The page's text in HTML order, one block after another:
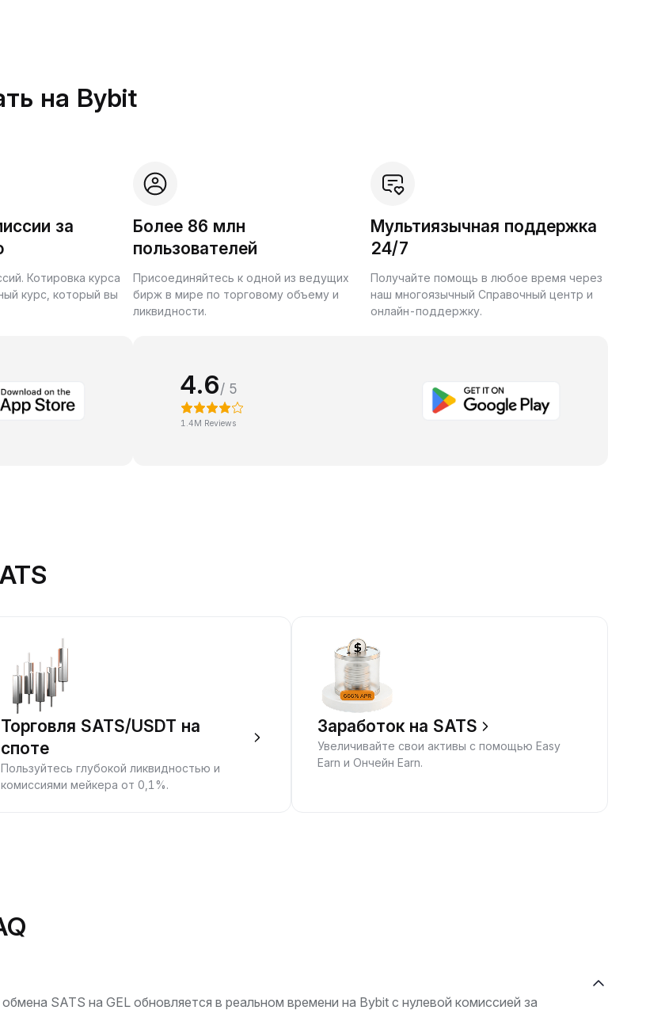
на Bybit
за
Котировка курса
курс, который вы
Более 86 млн
пользователей
Присоединяйтесь к одной из ведущих
бирж в мире по торговому объему и
ликвидности.
Мультиязычная поддержка
24/7
Получайте помощь в любое время через
наш многоязычный Справочный центр и
онлайн-поддержку.
4.6/ 5
1.4M Reviews
Торговля SATS/USDT на
споте
Пользуйтесь глубокой ликвидностью и
комиссиями мейкера от 0,1%.
Заработок на SATS
Увеличивайте свои активы с помощью Easy
Earn и Ончейн Earn.
SATS на GEL обновляется в реальном времени на Bybit с нулевой комиссией за